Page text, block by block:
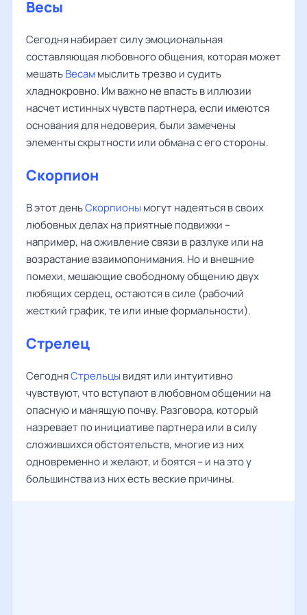
Весы
Сегодня набирает силу эмоциональная
составляющая любовного общения, которая может
мешатьВесаммыслить трезво и судить
хладнокровно. Им важно не впасть в иллюзии
насчет истинных чувств партнера, если имеются
основания для недоверия, были замечены
элементы скрытности или обмана с его стороны.
Скорпион
В этот деньСкорпионы могут надеяться в своих
любовных делах на приятные подвижки –
например, на оживление связи в разлуке или на
возрастание взаимопонимания. Но и внешние
помехи, мешающие свободному общению двух
любящих сердец, остаются в силе (рабочий
жесткий график, те или иные формальности).
Стрелец
СегодняСтрельцы видят или интуитивно
чувствуют, что вступают в любовном общении на
опасную и манящую почву. Разговора, который
назревает по инициативе партнера или в силу
сложившихся обстоятельств, многие из них
одновременно и желают, и боятся – и на это у
большинства из них есть веские причины.